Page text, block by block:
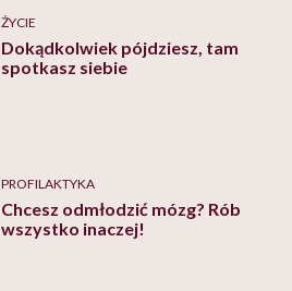
ŻYCIE
Dokądkolwiek pójdziesz, tam
spotkasz siebie
PROFILAKTYKA
Chcesz odmłodzić mózg? Rób
wszystko inaczej!